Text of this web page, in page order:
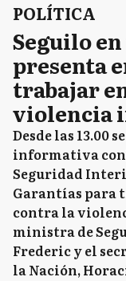
POLÍTICA
Seguilo
presenta
trabajar
violencia
Desde las 13.00
informativa
Seguridad
Garantías para
contra la
ministra de
Frederic y el
la Nación,